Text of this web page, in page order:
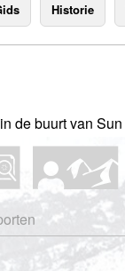
Historie
de buurt van